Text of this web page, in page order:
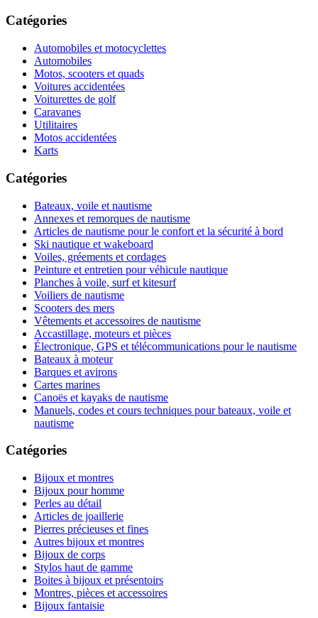
Catégories
Automobiles et motocyclettes
Automobiles
Motos, scooters et quads
Voitures accidentées
Voiturettes de golf
Caravanes
Utilitaires
Motos accidentées
Karts
Catégories
Bateaux, voile et nautisme
Annexes et remorques de nautisme
Articles de nautisme pour le confort et la sécurité à bord
Ski nautique et wakeboard
Voiles, gréements et cordages
Peinture et entretien pour véhicule nautique
Planches à voile, surf et kitesurf
Voiliers de nautisme
Scooters des mers
Vêtements et accessoires de nautisme
Accastillage, moteurs et pièces
Électronique, GPS et télécommunications pour le nautisme
Bateaux à moteur
Barques et avirons
Cartes marines
Canoës et kayaks de nautisme
Manuels, codes et cours techniques pour bateaux, voile et
nautisme
Catégories
Bijoux et montres
Bijoux pour homme
Perles au détail
Articles de joaillerie
Pierres précieuses et fines
Autres bijoux et montres
Bijoux de corps
Stylos haut de gamme
Boites à bijoux et présentoirs
Montres, pièces et accessoires
Bijoux fantaisie